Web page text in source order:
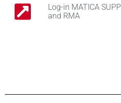
Log-in MATICA
and RMA